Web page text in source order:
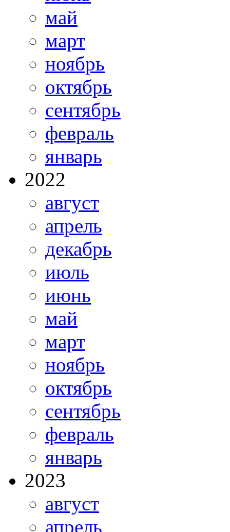
май
март
ноябрь
октябрь
сентябрь
февраль
январь
2022
август
апрель
декабрь
июль
июнь
май
март
ноябрь
октябрь
сентябрь
февраль
январь
2023
август
апрель